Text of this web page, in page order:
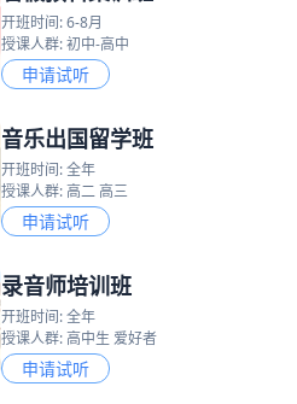
开班时间: 6-8月
授课人群: 初中-高中
申请试听
音乐出国留学班
开班时间: 全年
授课人群: 高二 高三
申请试听
录音师培训班
开班时间: 全年
授课人群: 高中生 爱好者
申请试听